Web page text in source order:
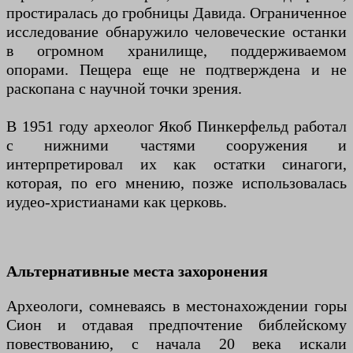
простиралась до гробницы Давида. Ограниченное
исследование обнаружило человеческие останки
в огромном хранилище, поддерживаемом
опорами. Пещера еще не подтверждена и не
раскопана с научной точки зрения.
В 1951 году археолог Якоб Пинкерфельд работал
с нижними частями сооружения и
интерпретировал их как остатки синагоги,
которая, по его мнению, позже использовалась
иудео-христианами как церковь.
Альтернативные места захоронения
Археологи, сомневаясь в местонахождении горы
Сион и отдавая предпочтение библейскому
повествованию, с начала 20 века искали